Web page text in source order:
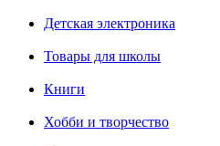
Детская электроника
Товары для школы
Книги
Хобби и творчество